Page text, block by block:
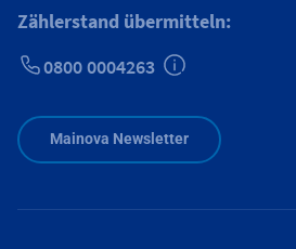
Zählerstand übermitteln:
0800 0004263
Mainova Newsletter